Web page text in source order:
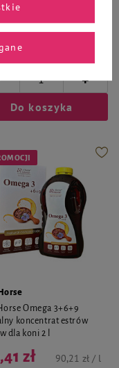
zł
+
Do koszyka
Omega 3+6+9
koncentrat estrów
dla koni 2 l
zł 90,21 zł / l